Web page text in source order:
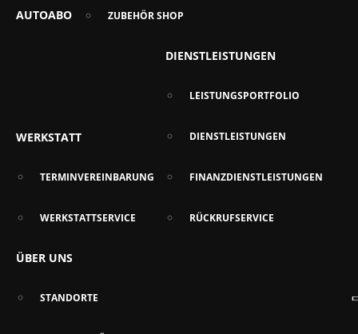
AUTOABO ZUBEHÖR SHOP
WERKSTATT
TERMINVEREINBARUNG
WERKSTATTSERVICE
DIENSTLEISTUNGEN
LEISTUNGSPORTFOLIO
DIENSTLEISTUNGEN
FINANZDIENSTLEISTUNGEN
RÜCKRUFSERVICE
ÜBER UNS
STANDORTE